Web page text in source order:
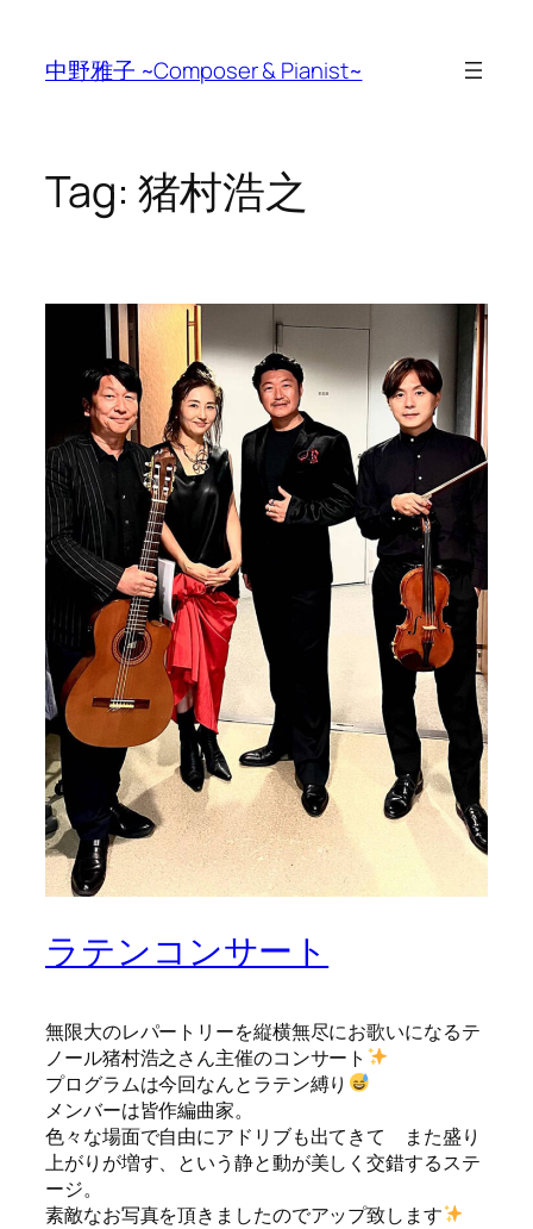
content
中野雅子 ~Composer & Pianist~
Tag: 猪村浩之
ラテンコンサート
無限大のレパートリーを縦横無尽にお歌いになるテ
ノール猪村浩之さん主催のコンサート
プログラムは今回なんとラテン縛り
メンバーは皆作編曲家。
色々な場面で自由にアドリブも出てきて また盛り
上がりが増す、という静と動が美しく交錯するステ
ージ。
素敵なお写真を頂きましたのでアップ致します